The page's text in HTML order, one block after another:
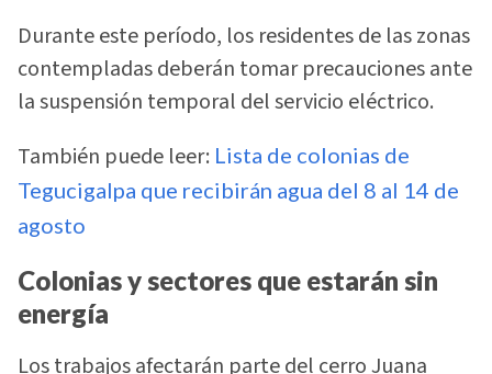
Durante este período, los residentes de las zonas
contempladas deberán tomar precauciones ante
la suspensión temporal del servicio eléctrico.
También puede leer: Lista de colonias de
Tegucigalpa que recibirán agua del 8 al 14 de
agosto
Colonias y sectores que estarán sin
energía
Los trabajos afectarán parte del cerro Juana